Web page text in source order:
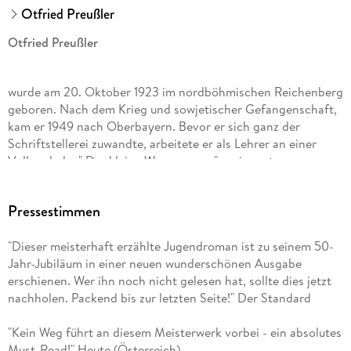
Otfried Preußler
Otfried Preußler
wurde am 20. Oktober 1923 im nordböhmischen Reichenberg
geboren. Nach dem Krieg und sowjetischer Gefangenschaft,
kam er 1949 nach Oberbayern. Bevor er sich ganz der
Schriftstellerei zuwandte, arbeitete er als Lehrer an einer
Volksschule. " Der kleine Wassermann" , sein erstes
übersetzt wurden und für die er viele Auszeichnungen
beträgt rund 50 Millionen Exemplare. Otfried Preußler starb
am 18. Februar 2013.
Pressestimmen
"Dieser meisterhaft erzählte Jugendroman ist zu seinem 50-
Jahr-Jubiläum in einer neuen wunderschönen Ausgabe
erschienen. Wer ihn noch nicht gelesen hat, sollte dies jetzt
nachholen. Packend bis zur letzten Seite!" Der Standard
"Kein Weg führt an diesem Meisterwerk vorbei - ein absolutes